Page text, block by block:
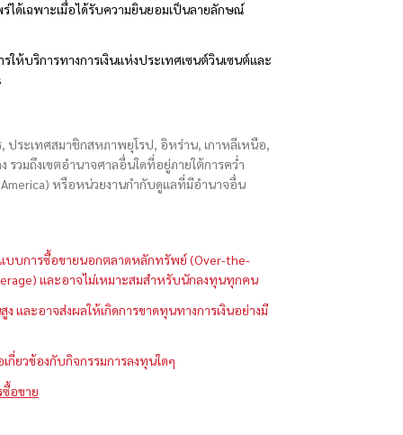
ได้เฉพาะเมื่อได้รับความยินยอมเป็นลายลักษณ์
ห้บริการทางการเงินแห่งประเทศเซนต์วินเซนต์และ
ประเทศสมาชิกสหภาพยุโรป, อิหร่าน, เกาหลีเหนือ,
รวมถึงเขตอำนาจศาลอื่นใดที่อยู่ภายใต้การคว่ำ
หรือหน่วยงานกำกับดูแลที่มีอำนาจอื่น
แบบการซื้อขายนอกตลาดหลักทรัพย์ (Over-the-
และอาจไม่เหมาะสมสำหรับนักลงทุนทุกคน
ง และอาจส่งผลให้เกิดการขาดทุนทางการเงินอย่างมี
กี่ยวข้องกับกิจกรรมการลงทุนใดๆ
ซื้อขาย